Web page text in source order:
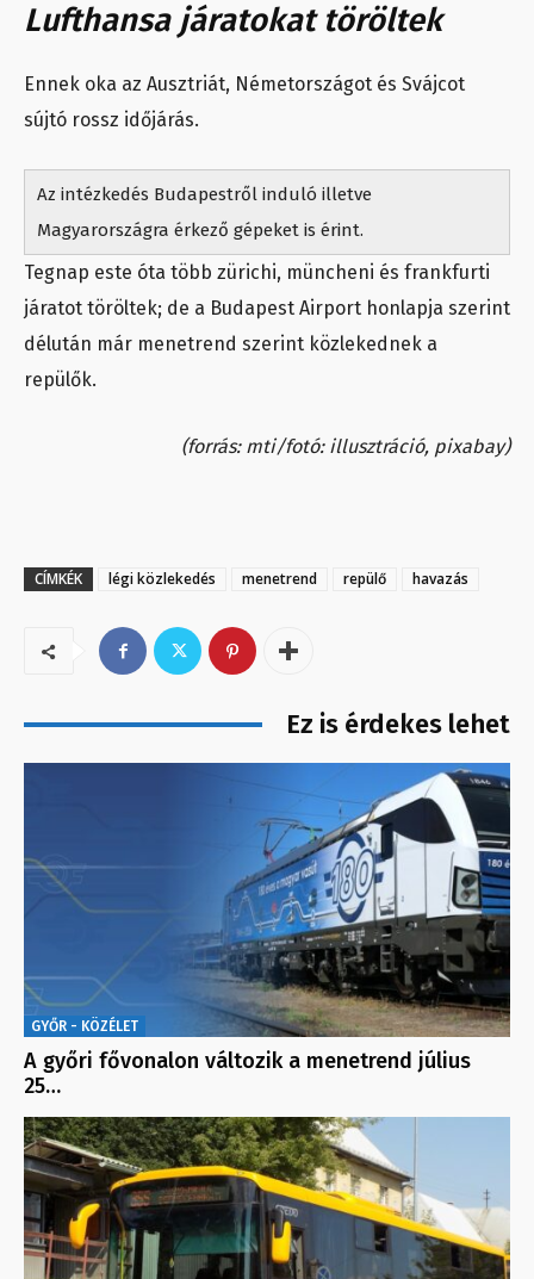
Lufthansa járatokat töröltek
Ennek oka az Ausztriát, Németországot és Svájcot
sújtó rossz időjárás.
Az intézkedés Budapestről induló illetve
Magyarországra érkező gépeket is érint.
Tegnap este óta több zürichi, müncheni és frankfurti
járatot töröltek; de a Budapest Airport honlapja szerint
délután már menetrend szerint közlekednek a
repülők.
(forrás: mti/fotó: illusztráció, pixabay)
CÍMKÉK légi közlekedés menetrend repülő havazás
Ez is érdekes lehet
GYŐR - KÖZÉLET
A győri fővonalon változik a menetrend július
25…